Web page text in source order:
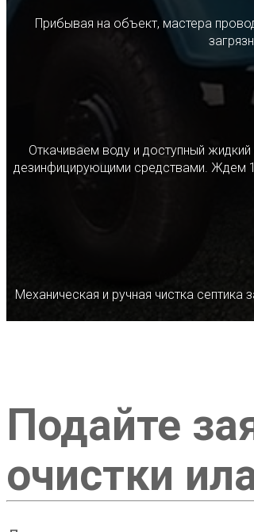
Прибывая на объект, мастера
Откачиваем воду и доступный
дезинфицирующими средствами. Ждем
Механическая и ручная чистка
Подайте
очистки